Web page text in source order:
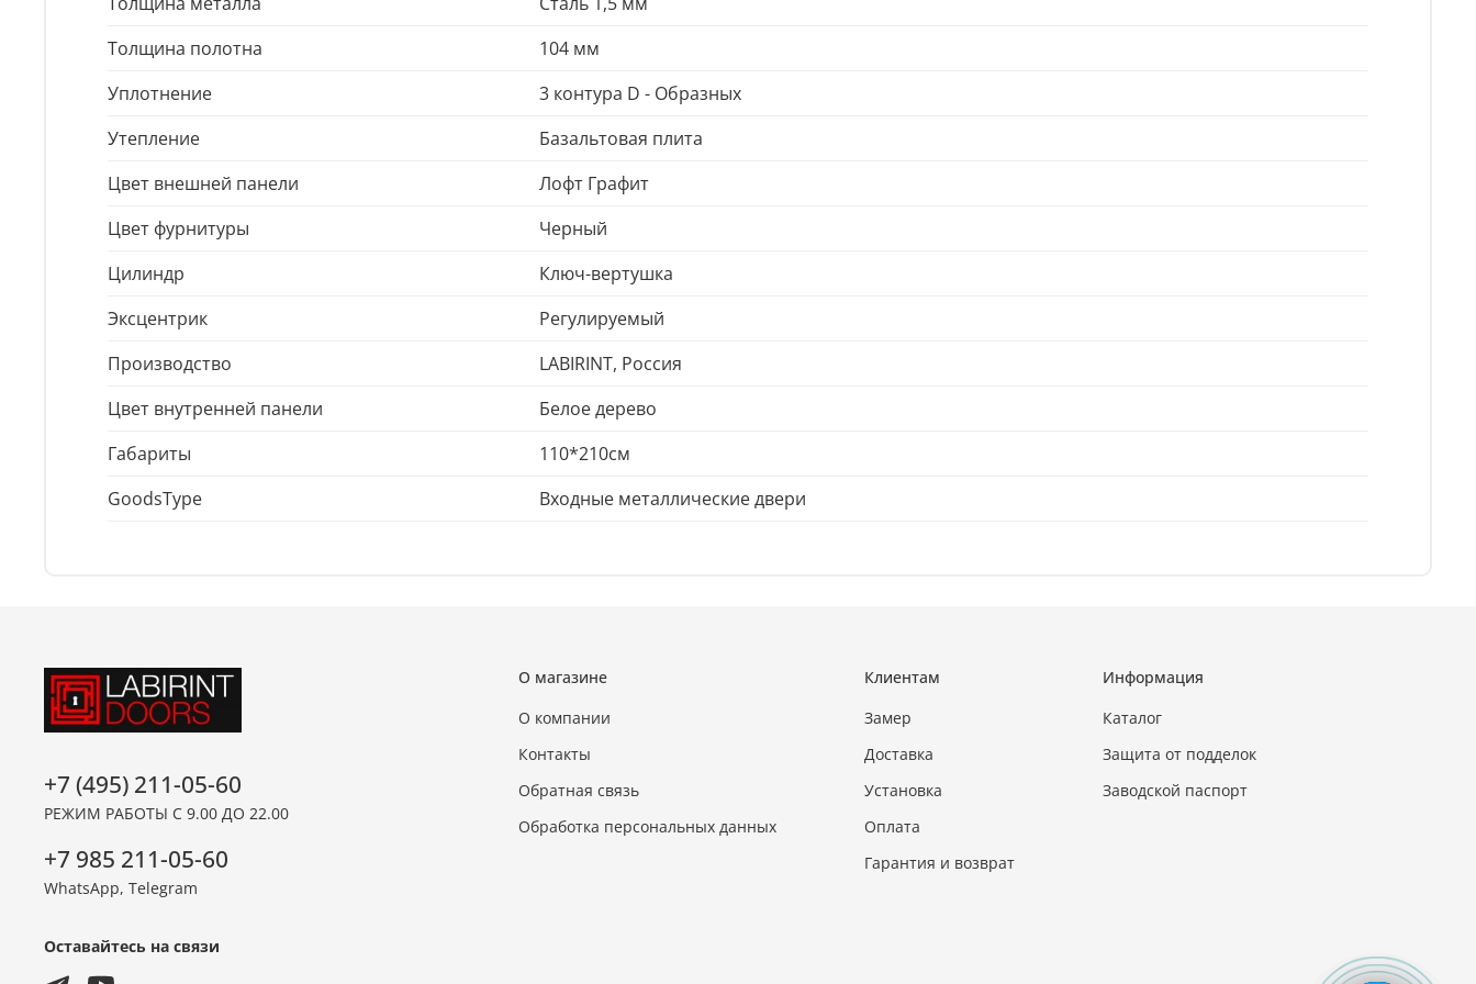
Толщина полотна
104 мм
Уплотнение
3 контура D - Образных
Утепление
Базальтовая плита
Цвет внешней панели
Лофт Графит
Цвет фурнитуры
Черный
Цилиндр
Ключ-вертушка
Эксцентрик
Регулируемый
Производство
LABIRINT, Россия
Цвет внутренней панели
Белое дерево
Габариты
110*210см
GoodsType
Входные металлические двери
О магазине
О компании
Контакты
Обратная связь
Обработка персональных данных
Клиентам
Замер
Доставка
Установка
Оплата
Гарантия и возврат
Информация
Каталог
Защита от подделок
Заводской паспорт
+7 (495) 211-05-60
РЕЖИМ РАБОТЫ С 9.00 ДО 22.00
+7 985 211-05-60
WhatsApp, Telegram
Оставайтесь на связи